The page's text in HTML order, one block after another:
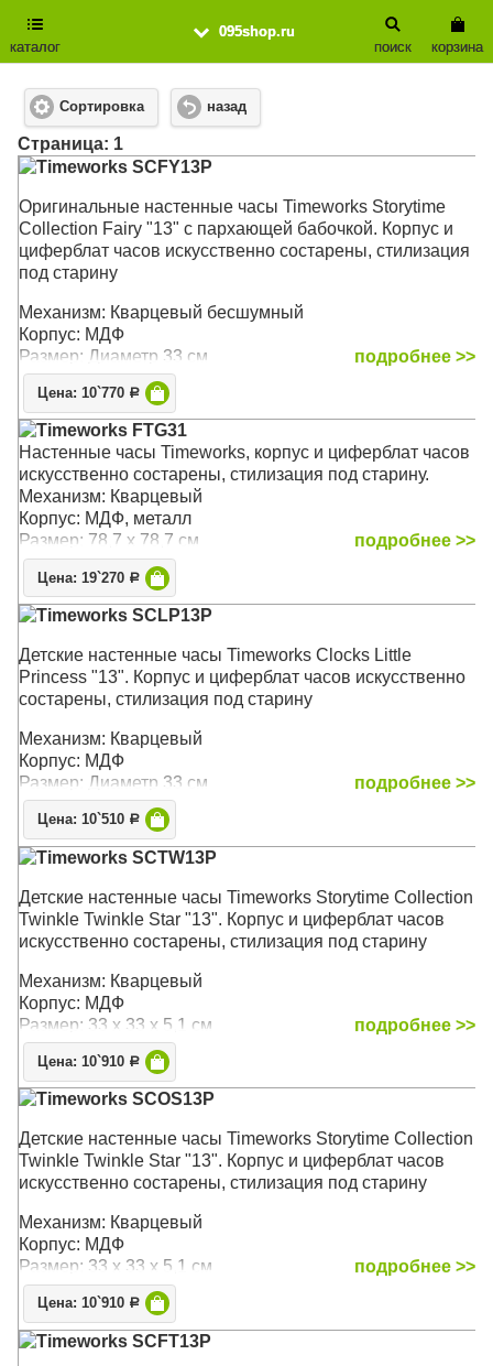
095shop.ru
каталог
корзина
поиск
Сортировка назад
Cтраница: 1
Timeworks SCFY13P
Оригинальные настенные часы Timeworks Storytime
Collection Fairy "13" с пархающей бабочкой. Корпус и
циферблат часов искусственно состарены, стилизация
под старину
Механизм: Кварцевый бесшумный
Корпус: МДФ
Размер: Диаметр 33 см
подробнее >>
Цена: 10`770 Р
Timeworks FTG31
Настенные часы Timeworks, корпус и циферблат часов
искусственно состарены, стилизация под старину.
Механизм: Кварцевый
Корпус: МДФ, металл
Размер: 78,7 х 78,7 см
подробнее >>
Цена: 19`270 Р
Timeworks SCLP13P
Детские настенные часы Timeworks Clocks Little
Princess "13". Корпус и циферблат часов искусственно
состарены, стилизация под старину
Механизм: Кварцевый
Корпус: МДФ
Размер: Диаметр 33 см
подробнее >>
Цена: 10`510 Р
Timeworks SCTW13P
Детские настенные часы Timeworks Storytime Collection
Twinkle Twinkle Star "13". Корпус и циферблат часов
искусственно состарены, стилизация под старину
Механизм: Кварцевый
Корпус: МДФ
Размер: 33 х 33 х 5,1 см
подробнее >>
Цена: 10`910 Р
Timeworks SCOS13P
Детские настенные часы Timeworks Storytime Collection
Twinkle Twinkle Star "13". Корпус и циферблат часов
искусственно состарены, стилизация под старину
Механизм: Кварцевый
Корпус: МДФ
Размер: 33 х 33 х 5,1 см
подробнее >>
Цена: 10`910 Р
Timeworks SCFT13P